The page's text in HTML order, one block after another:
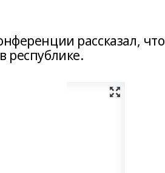
рассказал, что
республике.